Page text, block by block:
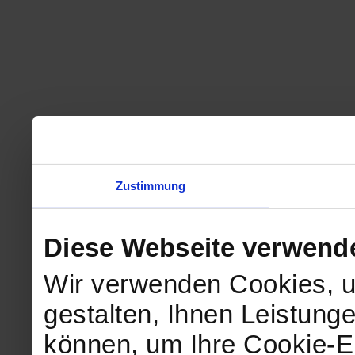
Zustimmung
Diese Webseite
Wir verwenden Cookies,
gestalten, Ihnen
können, um Ihre Cookie-